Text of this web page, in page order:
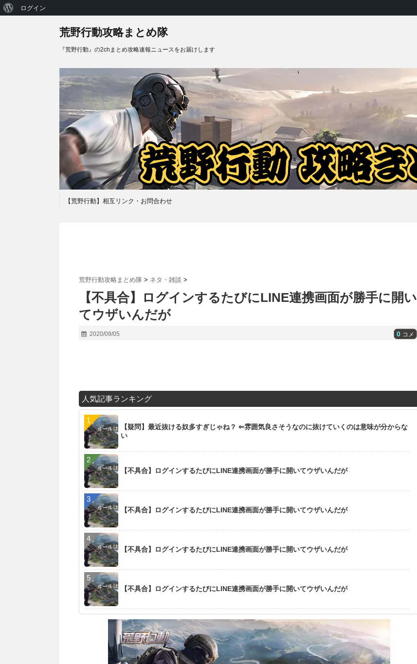
荒野行動攻略まとめ隊
『荒野行動』の2chまとめ攻略速報ニュースをお届けします
【荒野行動】相互リンク・お問合わせ
荒野行動攻略まとめ隊 > ネタ・雑談 >
【不具合】ログインするたびにLINE連携画面が勝手に開い
てウザいんだが
2020/09/05 0 コメ
人気記事ランキング
【疑問】最近抜ける奴多すぎじゃね？ ⇐雰囲気良さそうなのに抜けていくのは意味が分からな
い
【不具合】ログインするたびにLINE連携画面が勝手に開いてウザいんだが
【不具合】ログインするたびにLINE連携画面が勝手に開いてウザいんだが
【不具合】ログインするたびにLINE連携画面が勝手に開いてウザいんだが
【不具合】ログインするたびにLINE連携画面が勝手に開いてウザいんだが
WordPress
ログイン